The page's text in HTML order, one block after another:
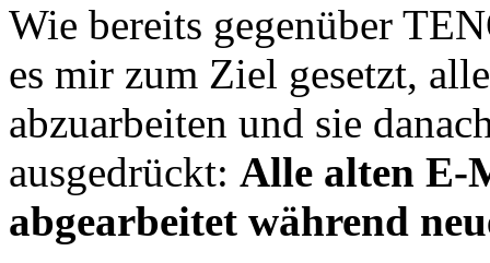
Wie bereits gegenüber
es mir zum Ziel gesetzt,
abzuarbeiten und sie
ausgedrückt: Alle alten E-
abgearbeitet während